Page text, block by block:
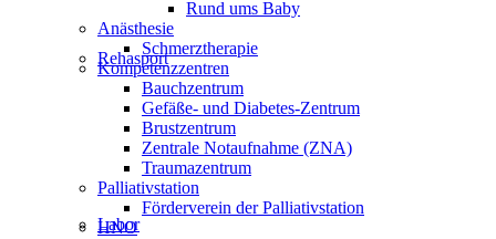
Rehasport
Labor
Rund ums Baby
Anästhesie
Schmerztherapie
Kompetenzzentren
Bauchzentrum
Gefäße- und Diabetes-Zentrum
Brustzentrum
Zentrale Notaufnahme (ZNA)
Traumazentrum
Palliativstation
Förderverein der Palliativstation
HNO